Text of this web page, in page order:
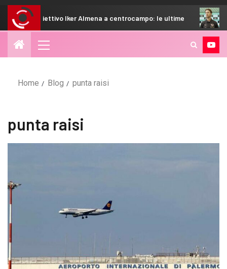
Iker Almena a centrocampo: le ultime Bani:
Home Blog punta raisi
punta raisi